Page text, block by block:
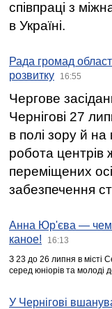
співпраці з
в Україні.
Рада громад
розвитку
16:55
Чергове
Чернігові 27
в полі зору й на
робота центрів
переміщених
забезпечення
Анна Юр'єва —
каное!
16:13
З 23 до 26 липня в місті
серед юніорів та молоді
У Чернігові